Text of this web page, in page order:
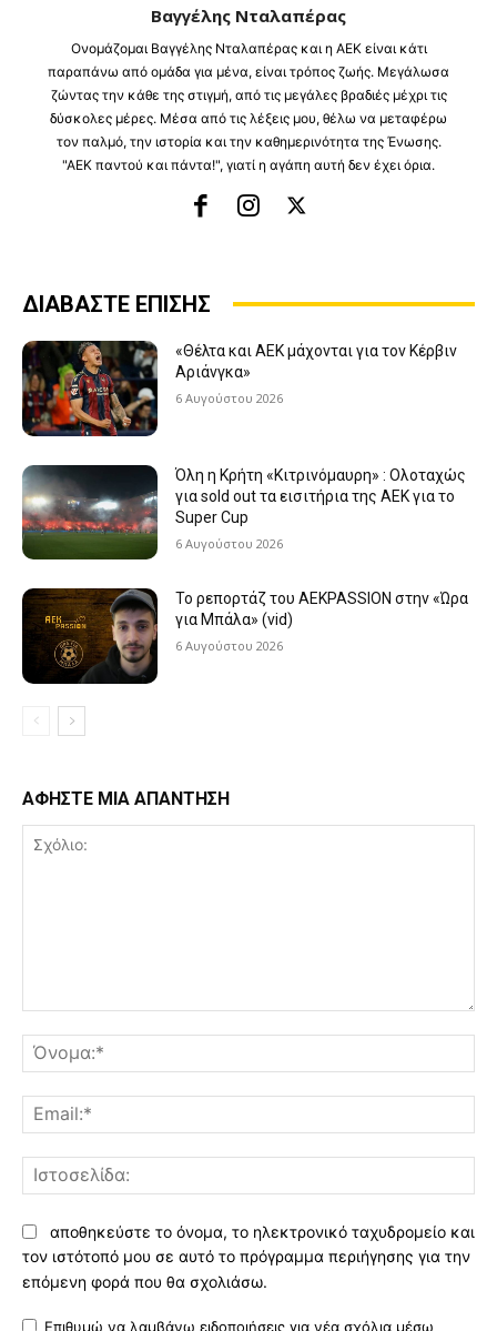
Βαγγέλης Νταλαπέρας
Ονομάζομαι Βαγγέλης Νταλαπέρας και η ΑΕΚ είναι κάτι
παραπάνω από ομάδα για μένα, είναι τρόπος ζωής. Μεγάλωσα
ζώντας την κάθε της στιγμή, από τις μεγάλες βραδιές μέχρι τις
δύσκολες μέρες. Μέσα από τις λέξεις μου, θέλω να μεταφέρω
τον παλμό, την ιστορία και την καθημερινότητα της Ένωσης.
"ΑΕΚ παντού και πάντα!", γιατί η αγάπη αυτή δεν έχει όρια.
ΔΙΑΒΑΣΤΕ ΕΠΙΣΗΣ
«Θέλτα και ΑΕΚ μάχονται για τον Κέρβιν
Αριάνγκα»
6 Αυγούστου 2026
Όλη η Κρήτη «Κιτρινόμαυρη» : Ολοταχώς
για sold out τα εισιτήρια της ΑΕΚ για το
Super Cup
6 Αυγούστου 2026
Το ρεπορτάζ του AEKPASSION στην «Ώρα
για Μπάλα» (vid)
6 Αυγούστου 2026
ΑΦΗΣΤΕ ΜΙΑ ΑΠΑΝΤΗΣΗ
αποθηκεύστε το όνομα, το ηλεκτρονικό ταχυδρομείο και
τον ιστότοπό μου σε αυτό το πρόγραμμα περιήγησης για την
επόμενη φορά που θα σχολιάσω.
Επιθυμώ να λαμβάνω ειδοποιήσεις για νέα σχόλια μέσω